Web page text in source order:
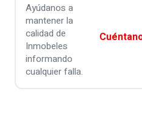
Ayúdanos a
mantener la
calidad de
Inmobeles
informando
cualquier falla.